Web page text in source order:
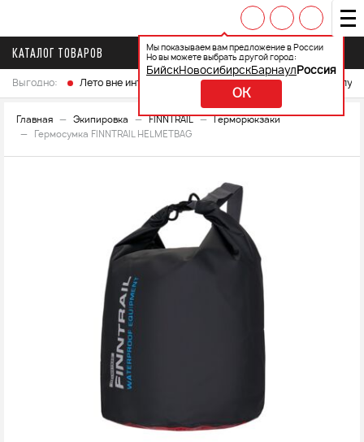
Мы показываем вам предложение в России
Но вы можете выбрать другой город:
БийскНовосибирскБарнаул Россия
OK
КАТАЛОГ ТОВАРОВ
Выгодно: Лето вне интренета Выберите свой мотоцикл и
Главная Экипировка FINNTRAIL
Герморюкзаки
Гермосумка FINNTRAIL HELMETBAG